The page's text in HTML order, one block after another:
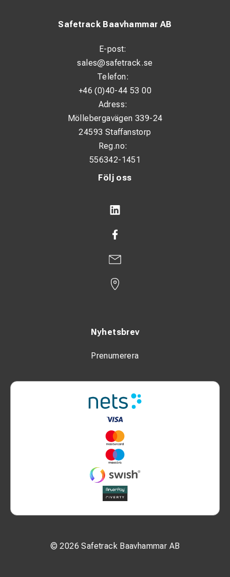
Följ oss
Nyhetsbrev
Prenumerera
© 2026 Safetrack Baavhammar AB
Safetrack Baavhammar AB
E-post:
sales@safetrack.se
Telefon:
+46 (0)40-44 53 00
Adress:
Möllebergavägen 339-24
24593 Staffanstorp
Reg.no:
556342-1451